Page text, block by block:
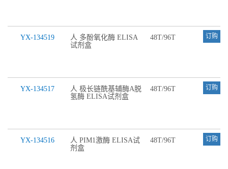
YX-134519
人 多酚氧化酶 ELISA
试剂盒
48T/96T 订购
YX-134517
人 极长链酰基辅酶A脱
氢酶 ELISA试剂盒
48T/96T 订购
YX-134516
人 PIM1激酶 ELISA试
剂盒
48T/96T 订购